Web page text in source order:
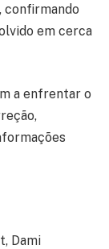
confirmando
em cerca
a enfrentar o
Dami